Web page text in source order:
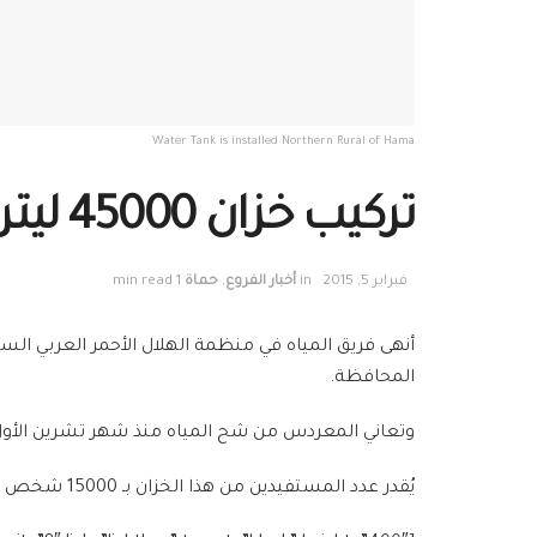
Water Tank is installed Northern Rural of Hama
تركيب خزان 45000 ليتر في منطقة معردس
فبراير 5, 2015 in أخبار الفروع, حماة 1 min read
المحافظة.
وتعاني المعردس من شح المياه منذ شهر تشرين الأول 2014 ، وذلك نتيجة لتوقف المحطة الرئيسية المغذية لها عن العمل في منطقة
يُقدر عدد المستفيدين من هذا الخزان بـ 15000 شخص ويستأنف فريق المياه في الوقت الحالي تركيب خزان آخر لتلبية احتياجات هذه المنطقة.